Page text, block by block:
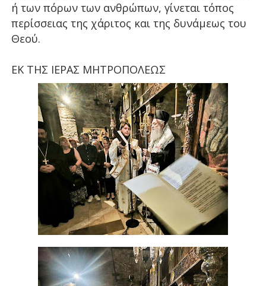
ή των πόρων των ανθρώπων, γίνεται τόπος
περίσσειας της χάριτος και της δυνάμεως του
Θεού.
ΕΚ ΤΗΣ ΙΕΡΑΣ ΜΗΤΡΟΠΟΛΕΩΣ